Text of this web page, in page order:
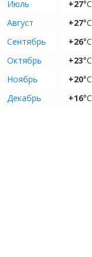
Июль
+27°C
Август
+27°C
Сентябрь
+26°C
Октябрь
+23°C
Ноябрь
+20°C
Декабрь
+16°C